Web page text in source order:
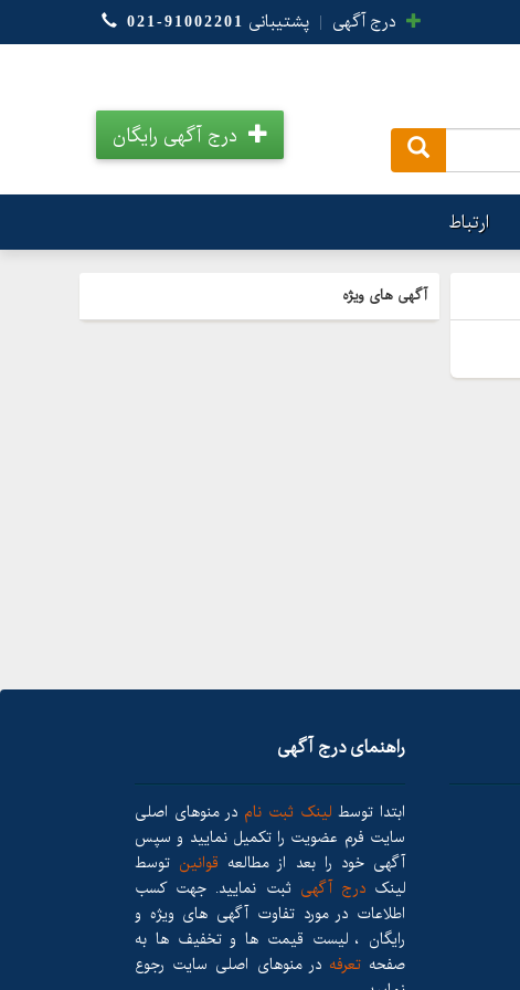
درج آگهی | پشتیبانی 021-91002201
درج آگهی رایگان
ارتباط
آگهی های ویژه
راهنمای درج آگهی
ابتدا توسط لینک ثبت نام در منوهای اصلی
سایت فرم عضویت را تکمیل نمایید و سپس
آگهی خود را بعد از مطالعه قوانین توسط
لینکدرج آگهی ثبت نمایید. جهت کسب
اطلاعات در مورد تفاوت آگهی های ویژه و
رایگان ، لیست قیمت ها و تخفیف ها به
صفحه تعرفهدر منوهای اصلی سایت رجوع